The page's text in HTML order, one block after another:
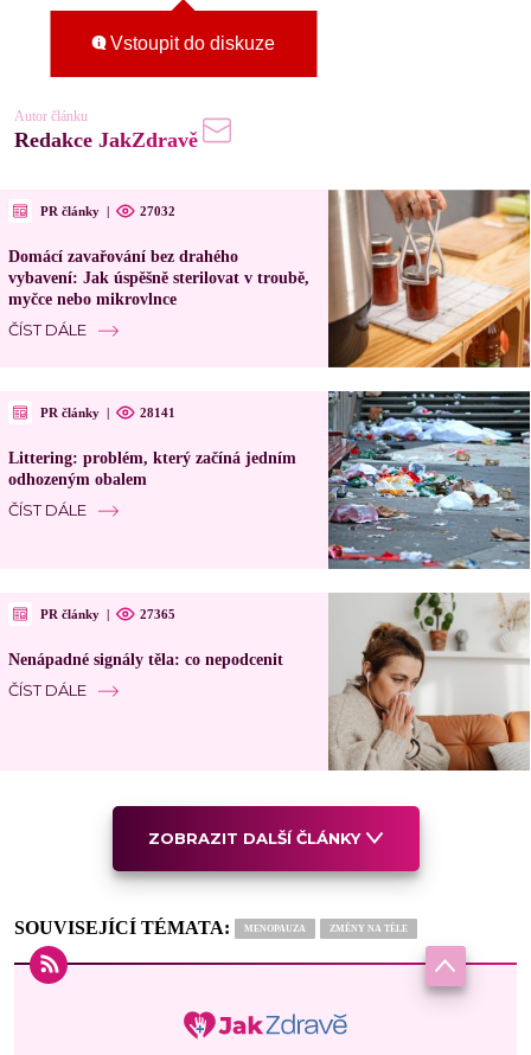
Vstoupit do diskuze
Autor článku
Redakce JakZdravě
PR články | 27032
Domácí zavařování bez drahého
vybavení: Jak úspěšně sterilovat v troubě,
myčce nebo mikrovlnce
ČÍST DÁLE
PR články | 28141
Littering: problém, který začíná jedním
odhozeným obalem
ČÍST DÁLE
PR články | 27365
Nenápadné signály těla: co nepodcenit
ČÍST DÁLE
ZOBRAZIT DALŠÍ ČLÁNKY
SOUVISEJÍCÍ TÉMATA: MENOPAUZA ZMĚNY NA TĚLE